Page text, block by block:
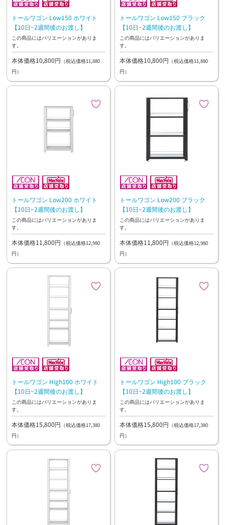
トールワゴン Low150 ホワイト
【10日~2週間後のお渡し】
この商品にはバリエーションがありま
す。
本体価格10,800円 （税込価格11,880
円）
トールワゴン Low150 ブラック
【10日~2週間後のお渡し】
この商品にはバリエーションがありま
す。
本体価格10,800円 （税込価格11,880
円）
トールワゴン Low200 ホワイト
【10日~2週間後のお渡し】
この商品にはバリエーションがありま
す。
本体価格11,800円 （税込価格12,980
円）
トールワゴン Low200 ブラック
【10日~2週間後のお渡し】
この商品にはバリエーションがありま
す。
本体価格11,800円 （税込価格12,980
円）
トールワゴン High100 ホワイト
【10日~2週間後のお渡し】
この商品にはバリエーションがありま
す。
本体価格15,800円 （税込価格17,380
円）
トールワゴン High100 ブラック
【10日~2週間後のお渡し】
この商品にはバリエーションがありま
す。
本体価格15,800円 （税込価格17,380
円）